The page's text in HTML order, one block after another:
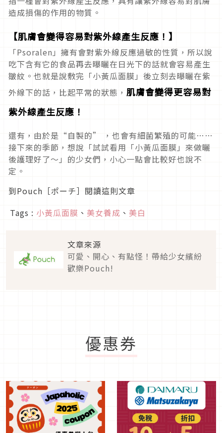
造成損傷的作用的物質。
【肌膚會變得容易對紫外線產生反應！】
「Psoralen」擁有會對紫外線反應過敏的性質，所以說
吃下含有它的食品再去曝曬在日光下的話就會容易產生
皺紋。也就是說敷完「小黃瓜面膜」後立刻去曝曬在紫
外線下的話，比起平常的狀態， 肌膚會變得更容易對
紫外線產生反應！
還有，由於是“自製的” ，也會有細菌繁殖的可能……
接下來的季節，想說「試試看用「小黃瓜面膜」來做曬
後護理好了～」的少女們，小心一點會比較好也說不
定。
到Pouch［ポーチ］閱讀這則文章
Tags : 小黃瓜面膜 、 美女養成 、 美白
文章來源
可愛、開心、有點怪！帶給少女繽紛
歡樂Pouch!
優惠券